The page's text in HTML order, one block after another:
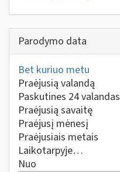
Parodymo data
Bet kuriuo metu
Praėjusią valandą
Paskutines 24 valandas
Praėjusią savaitę
Praėjusį mėnesį
Praėjusiais metais
Laikotarpyje…
Nuo